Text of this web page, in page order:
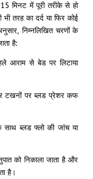
मिनट में पूरी तरीके से हो
तरह का दर्द या फिर कोई
निम्नलिखित चरणों के
है:
आराम से बेड पर लिटाया
टखनों पर ब्लड प्रेशर कफ
साथ ब्लड फ्लो की जांच या
को निकाला जाता है और
है।